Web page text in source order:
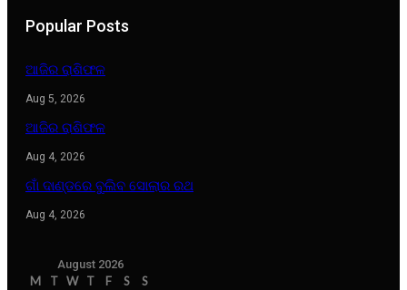
Popular Posts
ଆଜିର ରାଶିଫଳ
Aug 5, 2026
ଆଜିର ରାଶିଫଳ
Aug 4, 2026
ଗାଁ ଦାଣ୍ଡରେ ବୁଲିବ ସୋଲାର ରଥ
Aug 4, 2026
August 2026
M T W T F S
S